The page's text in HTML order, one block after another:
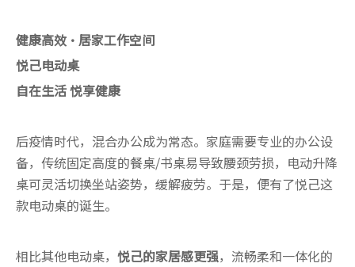
健康高效·居家工作空间
悦己电动桌
自在生活 悦享健康
后疫情时代，混合办公成为常态。家庭需要专业的办公设
备，传统固定高度的餐桌/书桌易导致腰颈劳损，电动升降
桌可灵活切换坐站姿势，缓解疲劳。于是，便有了悦己这
款电动桌的诞生。
相比其他电动桌， 悦己的家居感更强，流畅柔和一体化的